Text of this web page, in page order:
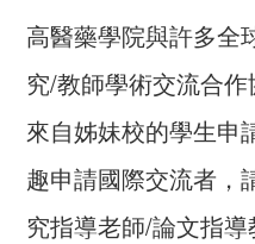
高醫藥學院與許多全
究/教師學術交流合
來自姊妹校的學生申
趣申請國際交流者，
究指導老師/論文指導